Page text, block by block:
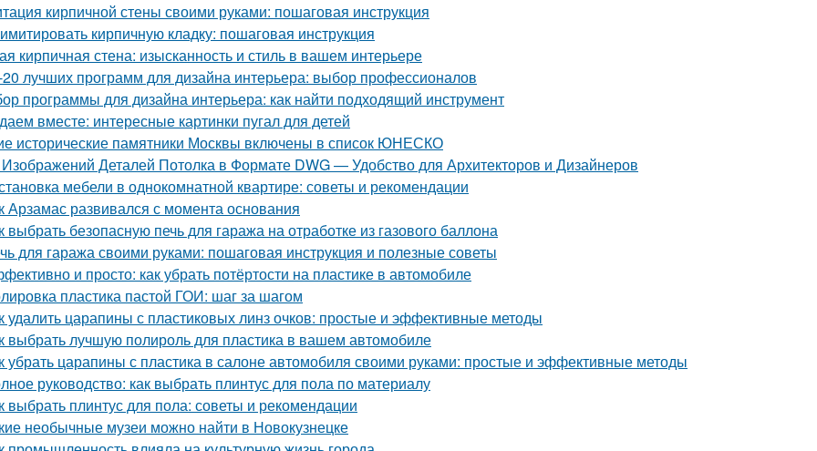
кирпичной стены своими руками: пошаговая инструкция
кирпичную кладку: пошаговая инструкция
кирпичная стена: изысканность и стиль в вашем интерьере
лучших программ для дизайна интерьера: выбор профессионалов
программы для дизайна интерьера: как найти подходящий инструмент
вместе: интересные картинки пугал для детей
исторические памятники Москвы включены в список ЮНЕСКО
Деталей Потолка в Формате DWG — Удобство для Архитекторов и Дизайнеров
мебели в однокомнатной квартире: советы и рекомендации
Арзамас развивался с момента основания
выбрать безопасную печь для гаража на отработке из газового баллона
для гаража своими руками: пошаговая инструкция и полезные советы
и просто: как убрать потёртости на пластике в автомобиле
пластика пастой ГОИ: шаг за шагом
удалить царапины с пластиковых линз очков: простые и эффективные методы
выбрать лучшую полироль для пластика в вашем автомобиле
убрать царапины с пластика в салоне автомобиля своими руками: простые и эффективные методы
руководство: как выбрать плинтус для пола по материалу
выбрать плинтус для пола: советы и рекомендации
необычные музеи можно найти в Новокузнецке